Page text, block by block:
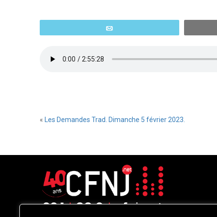
« Les Demandes Trad. Dimanche 5 février 2023.